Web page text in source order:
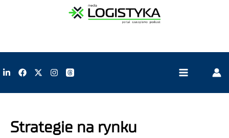
Strategie na rynku